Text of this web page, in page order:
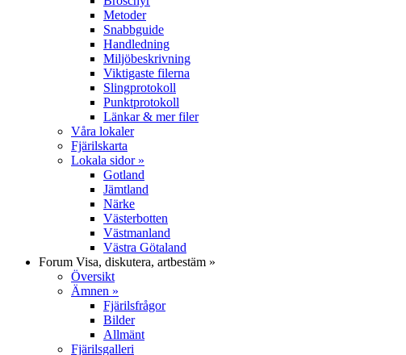
Metoder
Snabbguide
Handledning
Miljöbeskrivning
Viktigaste filerna
Slingprotokoll
Punktprotokoll
Länkar & mer filer
Våra lokaler
Fjärilskarta
Lokala sidor»
Gotland
Jämtland
Närke
Västerbotten
Västmanland
Västra Götaland
Forum Visa, diskutera, artbestäm »
Översikt
Ämnen »
Fjärilsfrågor
Bilder
Allmänt
Fjärilsgalleri